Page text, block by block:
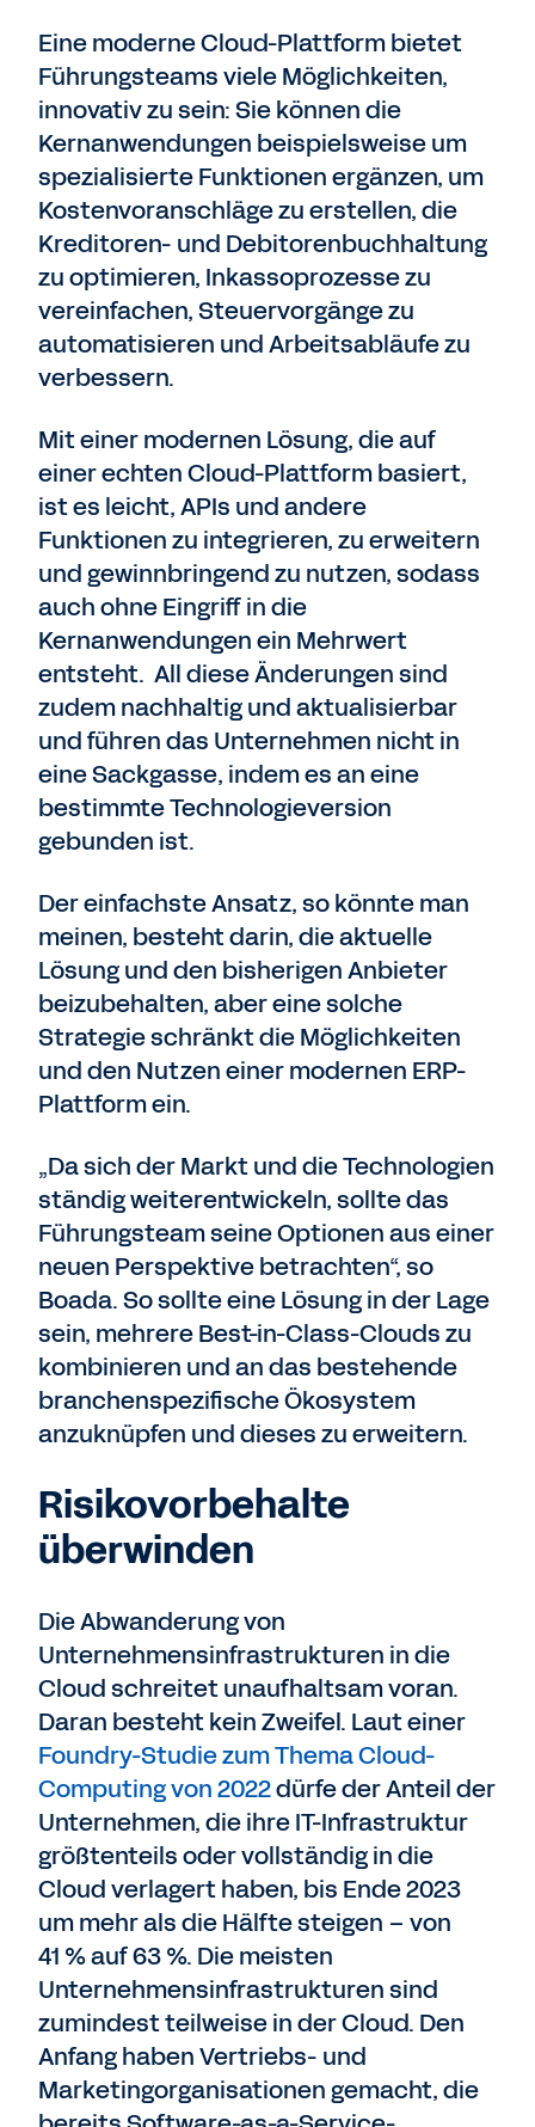
Eine moderne Cloud-Plattform bietet
Führungsteams viele Möglichkeiten,
innovativ zu sein: Sie können die
Kernanwendungen beispielsweise um
spezialisierte Funktionen ergänzen, um
Kostenvoranschläge zu erstellen, die
Kreditoren- und Debitorenbuchhaltung
zu optimieren, Inkassoprozesse zu
vereinfachen, Steuervorgänge zu
automatisieren und Arbeitsabläufe zu
verbessern.
Mit einer modernen Lösung, die auf
einer echten Cloud-Plattform basiert,
ist es leicht, APIs und andere
Funktionen zu integrieren, zu erweitern
und gewinnbringend zu nutzen, sodass
auch ohne Eingriff in die
Kernanwendungen ein Mehrwert
entsteht. All diese Änderungen sind
zudem nachhaltig und aktualisierbar
und führen das Unternehmen nicht in
eine Sackgasse, indem es an eine
bestimmte Technologieversion
gebunden ist.
Der einfachste Ansatz, so könnte man
meinen, besteht darin, die aktuelle
Lösung und den bisherigen Anbieter
beizubehalten, aber eine solche
Strategie schränkt die Möglichkeiten
und den Nutzen einer modernen ERP-
Plattform ein.
„Da sich der Markt und die Technologien
ständig weiterentwickeln, sollte das
Führungsteam seine Optionen aus einer
neuen Perspektive betrachten“, so
Boada. So sollte eine Lösung in der Lage
sein, mehrere Best-in-Class-Clouds zu
kombinieren und an das bestehende
branchenspezifische Ökosystem
anzuknüpfen und dieses zu erweitern.
Risikovorbehalte
überwinden
Die Abwanderung von
Unternehmensinfrastrukturen in die
Cloud schreitet unaufhaltsam voran.
Daran besteht kein Zweifel. Laut einer
Foundry-Studie zum Thema Cloud-
Computing von 2022dürfe der Anteil der
Unternehmen, die ihre IT-Infrastruktur
größtenteils oder vollständig in die
Cloud verlagert haben, bis Ende 2023
um mehr als die Hälfte steigen – von
41 % auf 63 %. Die meisten
Unternehmensinfrastrukturen sind
zumindest teilweise in der Cloud. Den
Anfang haben Vertriebs- und
Marketingorganisationen gemacht, die